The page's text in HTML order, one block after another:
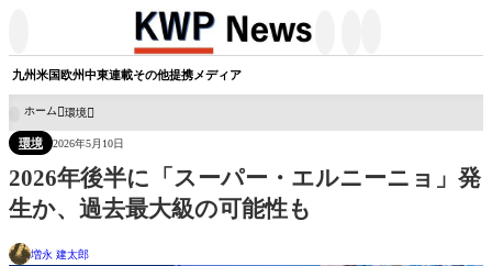
九州米国欧州中東連載その他提携メディア
ホーム 環境
環境 2026年5月10日
2026年後半に「スーパー・エルニーニョ」発
生か、過去最大級の可能性も
増永 建太郎